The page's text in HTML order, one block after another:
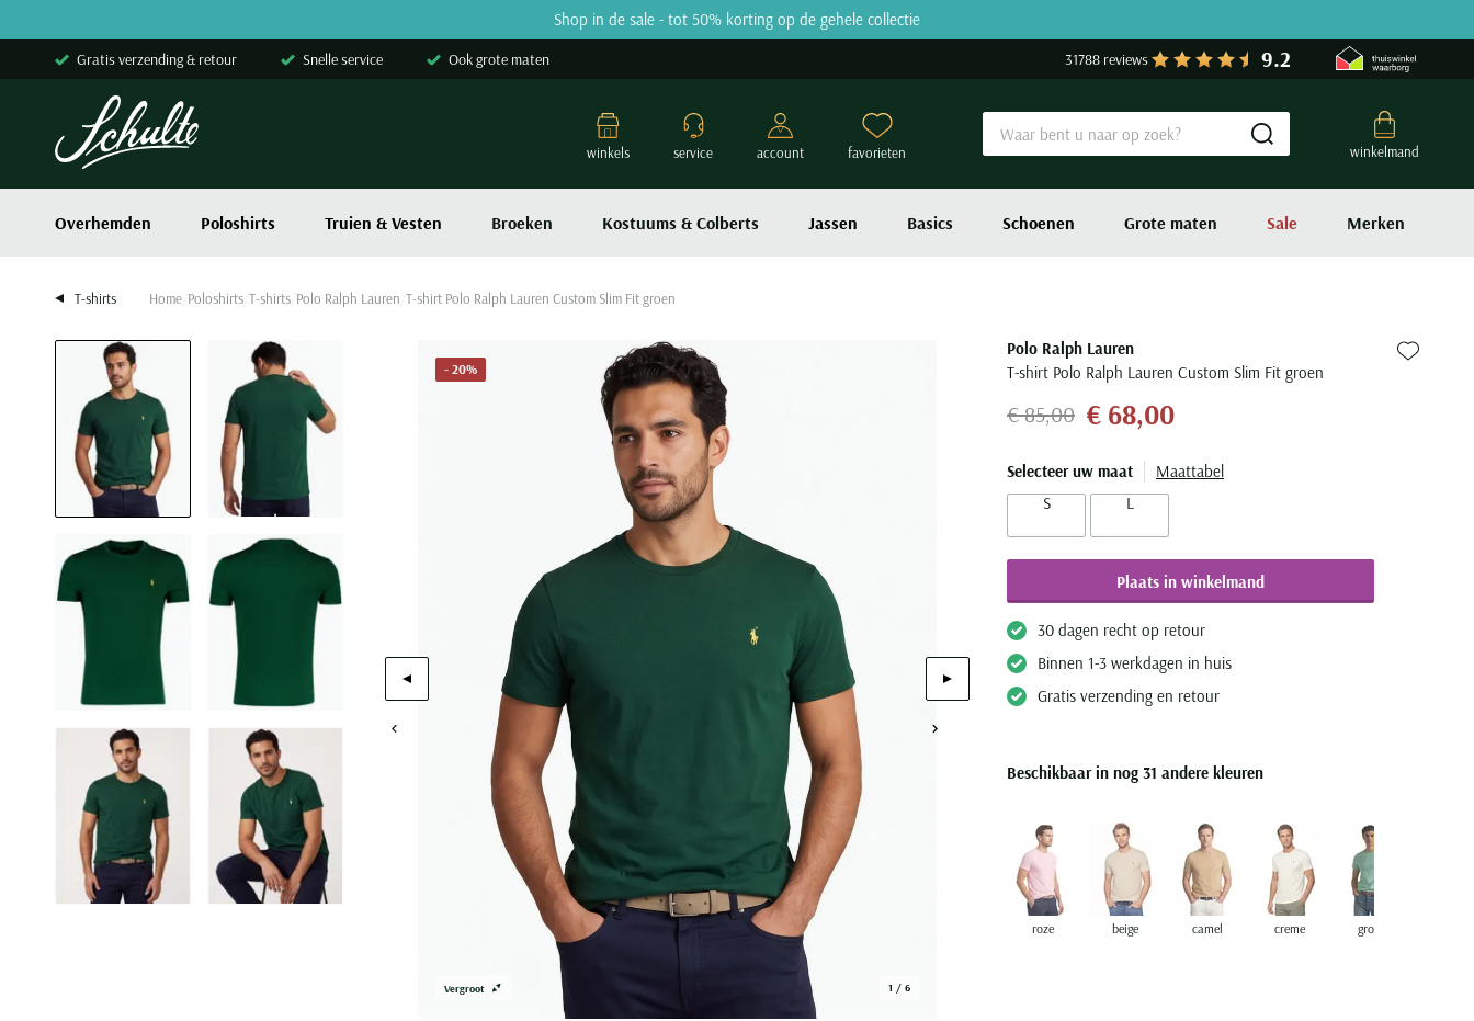
Shop in de sale - tot 50% korting op de gehele collectie
Gratis verzending & retour Snelle service Ook grote maten 31788 reviews 9.2
winkelmand
Submit search
Overhemden Poloshirts Truien & Vesten Broeken Kostuums & Colberts Jassen Basics Schoenen Grote maten Sale Merken
winkels service account favorieten
T-shirts Home Poloshirts T-shirts Polo Ralph Lauren T-shirt Polo Ralph Lauren Custom Slim Fit groen
Vergroot 1 / 6
- 20%
Polo Ralph Lauren
T-shirt Polo Ralph Lauren Custom Slim Fit groen
Zet bij
€ 85,00 € 68,00
Selecteer uw maat
Maattabel
S
L
Plaats in winkelmand
30 dagen recht op retour
Binnen 1-3 werkdagen in huis
Gratis verzending en retour
Beschikbaar in nog 31 andere kleuren
roze beige camel creme groen